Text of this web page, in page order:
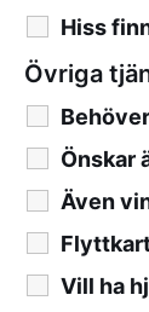
Hiss
Övriga
Önskar
Även
Vill ha